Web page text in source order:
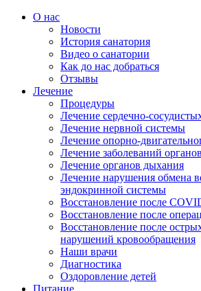
О нас
Новости
История санатория
Видео о санатории
Как до нас добраться
Отзывы
Лечение
Процедуры
Лечение сердечно-
Лечение нервной системы
Лечение опорно-
Лечение заболеваний
Лечение органов дыхания
Лечение нарушения обмена
эндокринной системы
Восстановление после
Восстановление после
Восстановление после
нарушений кровообращения
Наши врачи
Диагностика
Оздоровление детей
Питание